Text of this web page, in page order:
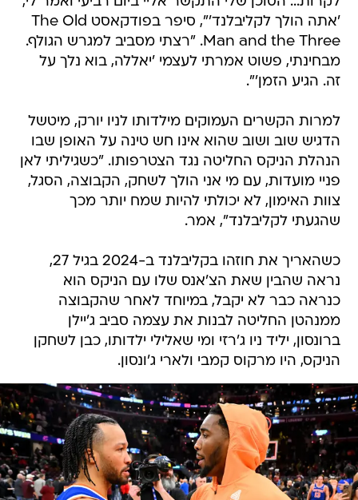
'אתה הולך לקליבלנד'", סיפר בפודקאסט The Old
Man and the Three. "רצתי מסביב למגרש הגולף.
מבחינתי, פשוט אמרתי לעצמי 'יאללה, בוא נלך על
זה. הגיע הזמן'".
למרות הקשרים העמוקים מילדותו לניו יורק, מיטשל
הדגיש שוב ושוב שהוא אינו חש טינה על האופן שבו
הנהלת הניקס החליטה נגד הצטרפותו. "כשגיליתי לאן
פניי מועדות, עם מי אני הולך לשחק, הקבוצה, הסגל,
צוות האימון, לא יכולתי להיות שמח יותר מכך
שהגעתי לקליבלנד", אמר.
כשהאריך את חוזהו בקליבלנד ב-2024 בגיל 27,
נראה שהבין שאת הצ'אנס שלו עם הניקס הוא
כנראה כבר לא יקבל, במיוחד לאחר שהקבוצה
ממנהטן החליטה לבנות את עצמה סביב ג'יילן
ברונסון, יליד ניו ג'רזי ומי שאלילי ילדותו, כבן לשחקן
הניקס, היו מרקוס קמבי ולארי ג'ונסון.